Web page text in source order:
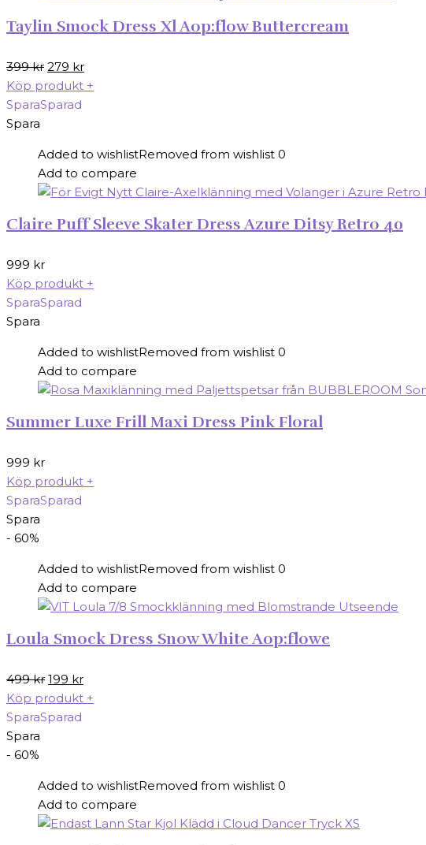
Taylin Smock Dress Xl Aop:flow Buttercream
399kr Det
ursprungliga
priset
279 krDet
nuvarande
Köp produkt +
SparaSparad
Spara
Added to wishlistRemoved from wishlist 0
Add to compare
Claire Puff Sleeve Skater Dress Azure Ditsy Retro 40
999 kr
Köp produkt +
SparaSparad
Spara
Added to wishlistRemoved from wishlist 0
Add to compare
Summer Luxe Frill Maxi Dress Pink Floral
999 kr
Köp produkt +
SparaSparad
Spara
- 60%
Added to wishlistRemoved from wishlist 0
Add to compare
Loula Smock Dress Snow White Aop:flowe
499kr Det
ursprungliga
priset
199 krDet
nuvarande
Köp produkt +
SparaSparad
Spara
- 60%
Added to wishlistRemoved from wishlist 0
Add to compare